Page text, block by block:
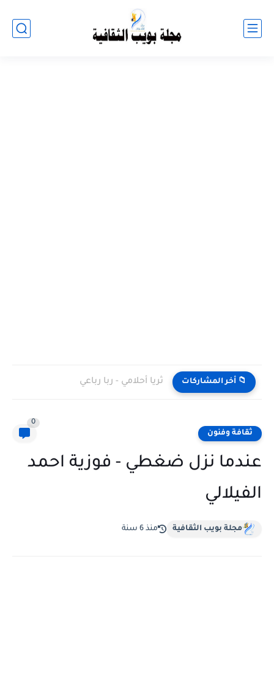
📁 أخر المشاركات ثريا أحلامي - ربا رباعي
ثقافة وفنون
0
عندما نزل ضغطي - فوزية احمد
الفيلالي
مجلة بويب الثقافية منذ 6 سنة